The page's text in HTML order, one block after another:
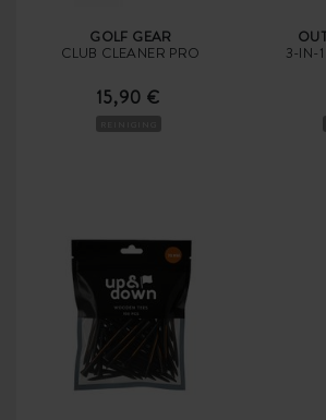
GOLF GEAR
CLUB CLEANER PRO
15,90 €
3-IN-